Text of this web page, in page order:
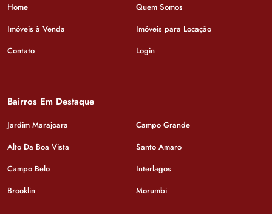
Home
Quem Somos
Imóveis à Venda
Imóveis para Locação
Contato
Login
Bairros Em Destaque
Jardim Marajoara
Campo Grande
Alto Da Boa Vista
Santo Amaro
Campo Belo
Interlagos
Brooklin
Morumbi